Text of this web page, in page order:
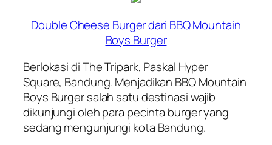
Double Cheese Burger dari BBQ Mountain
Boys Burger
Berlokasi di The Tripark, Paskal Hyper
Square, Bandung. Menjadikan BBQ Mountain
Boys Burger salah satu destinasi wajib
dikunjungi oleh para pecinta burger yang
sedang mengunjungi kota Bandung.